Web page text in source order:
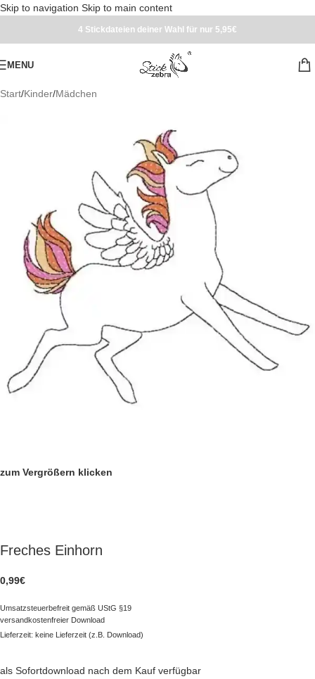
Skip to navigation Skip to main content
4 Stickdateien deiner Wahl für nur 5,95€
MENU
Start/Kinder/Mädchen
zum Vergrößern klicken
Freches Einhorn
0,99€
Umsatzsteuerbefreit gemäß UStG §19
versandkostenfreier Download
Lieferzeit: keine Lieferzeit (z.B. Download)
als Sofortdownload nach dem Kauf verfügbar